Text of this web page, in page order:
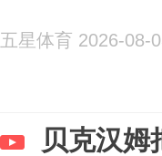
五星体育 2026-08-
贝克汉姆